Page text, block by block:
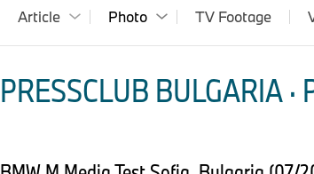
Article Photo TV Footage
PRESSCLUB BULGARIA ·